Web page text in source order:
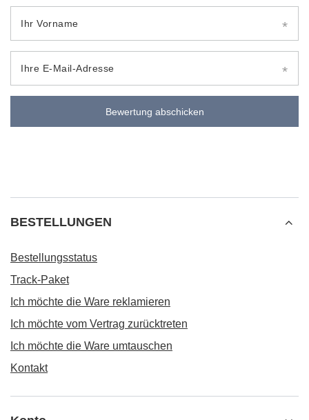
Ihr Vorname
Ihre E-Mail-Adresse
Bewertung abschicken
BESTELLUNGEN
Bestellungsstatus
Track-Paket
Ich möchte die Ware reklamieren
Ich möchte vom Vertrag zurücktreten
Ich möchte die Ware umtauschen
Kontakt